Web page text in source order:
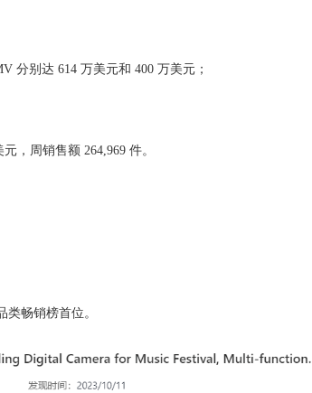
分别达 614 万美元和 400 万美元；
，周销售额 264,969 件。
畅销榜首位。